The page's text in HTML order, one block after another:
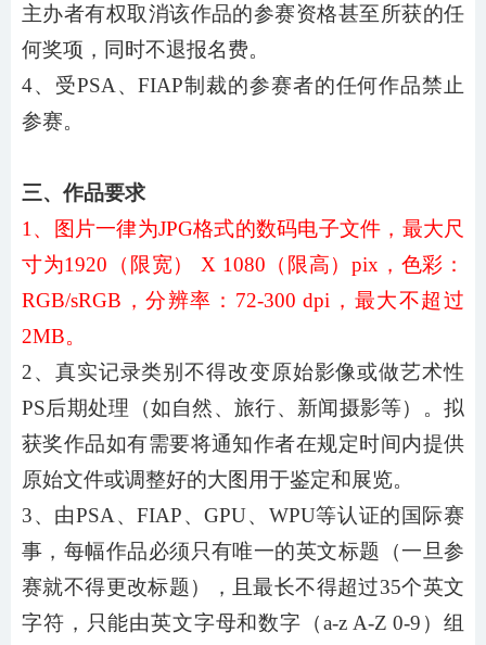
主办者有权取消该作品的参赛资格甚至所获的任
何奖项，同时不退报名费。
4、受PSA、FIAP制裁的参赛者的任何作品禁止
参赛。
三、作品要求
1、图片一律为JPG格式的数码电子文件，最大尺
寸为1920（限宽） X 1080（限高）pix，色彩：
RGB/sRGB，分辨率：72-300 dpi，最大不超过
2MB。
2、真实记录类别不得改变原始影像或做艺术性
PS后期处理（如自然、旅行、新闻摄影等）。拟
获奖作品如有需要将通知作者在规定时间内提供
原始文件或调整好的大图用于鉴定和展览。
3、由PSA、FIAP、GPU、WPU等认证的国际赛
事，每幅作品必须只有唯一的英文标题（一旦参
赛就不得更改标题），且最长不得超过35个英文
字符，只能由英文字母和数字（a-z A-Z 0-9）组